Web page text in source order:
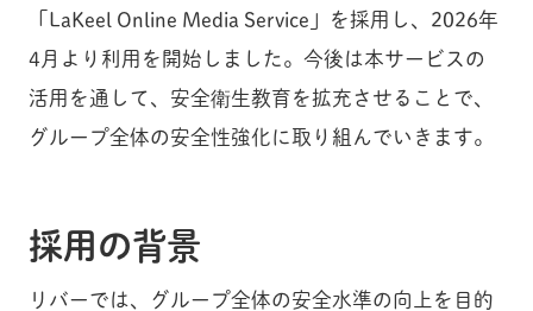
「LaKeel Online Media Service」を採用し、2026年
4月より利用を開始しました。今後は本サービスの
活用を通して、安全衛生教育を拡充させることで、
グループ全体の安全性強化に取り組んでいきます。
採用の背景
リバーでは、グループ全体の安全水準の向上を目的